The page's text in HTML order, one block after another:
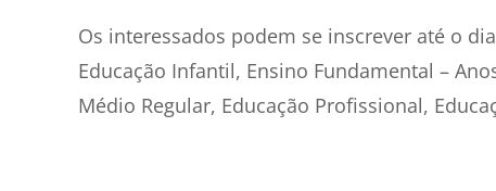
Os interessados podem se inscrever até o
Educação Infantil, Ensino Fundamental –
Médio Regular, Educação Profissional,